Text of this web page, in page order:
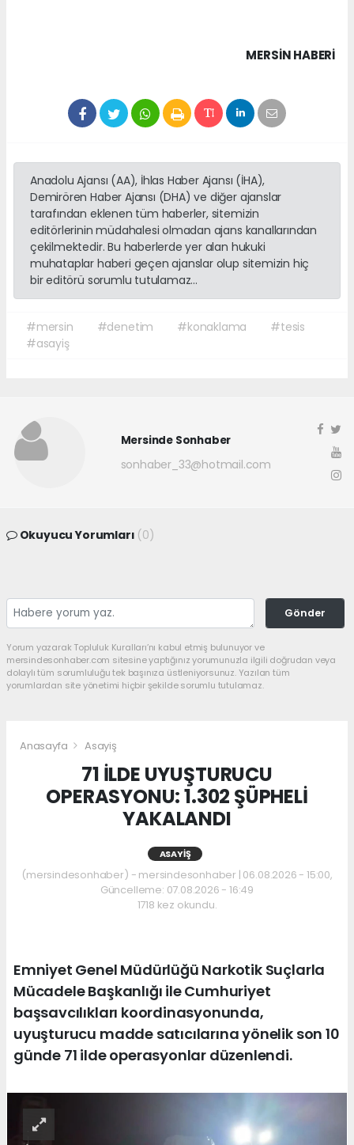
MERSIN HABERİ
Anadolu Ajansı (AA), İhlas Haber Ajansı (İHA),
Demirören Haber Ajansı (DHA) ve diğer ajanslar
tarafından eklenen tüm haberler, sitemizin
editörlerinin müdahalesi olmadan ajans kanallarından
çekilmektedir. Bu haberlerde yer alan hukuki
muhataplar haberi geçen ajanslar olup sitemizin hiç
bir editörü sorumlu tutulamaz...
#mersin #denetim #konaklama
#tesis
#asayiş
Mersinde Sonhaber
sonhaber_33@hotmail.com
Okuyucu Yorumları (0)
Gönder
Yorum yazarak Topluluk Kuralları’nı kabul etmiş bulunuyor ve
mersindesonhaber.com sitesine yaptığınız yorumunuzla ilgili doğrudan veya
dolaylı tüm sorumluluğu tek başınıza üstleniyorsunuz. Yazılan tüm
yorumlardan site yönetimi hiçbir şekilde sorumlu tutulamaz.
Anasayfa Asayiş
71 İLDE UYUŞTURUCU
OPERASYONU: 1.302 ŞÜPHELİ
YAKALANDI
ASAYIŞ
(mersindesonhaber) - mersindesonhaber | 06.08.2026 - 15:00,
Güncelleme: 07.08.2026 - 16:49
1718 kez okundu.
Emniyet Genel Müdürlüğü Narkotik Suçlarla
Mücadele Başkanlığı ile Cumhuriyet
başsavcılıkları koordinasyonunda,
uyuşturucu madde satıcılarına yönelik son 10
günde 71 ilde operasyonlar düzenlendi.